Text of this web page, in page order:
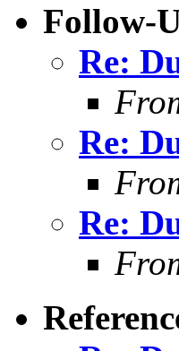
Follow-
Re:
Re:
Re: